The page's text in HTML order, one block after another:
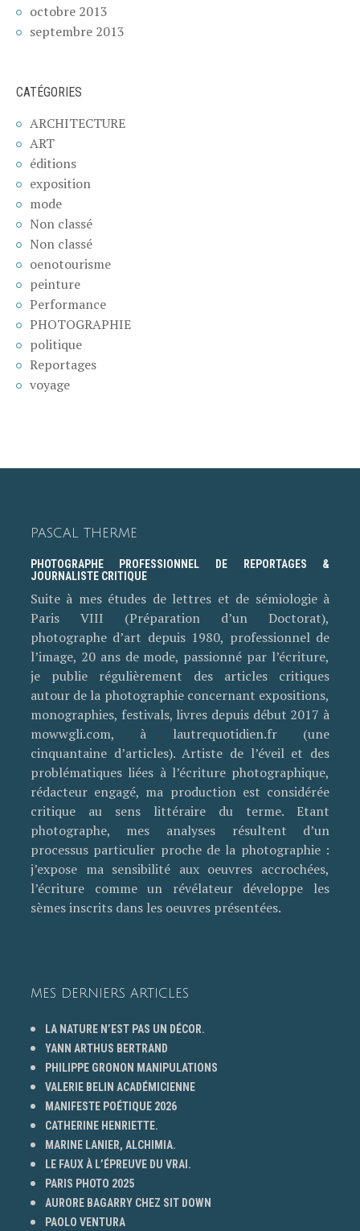
octobre 2013
septembre 2013
CATÉGORIES
ARCHITECTURE
ART
éditions
exposition
mode
Non classé
Non classé
oenotourisme
peinture
Performance
PHOTOGRAPHIE
politique
Reportages
voyage
PASCAL THERME
PHOTOGRAPHE PROFESSIONNEL DE REPORTAGES &
JOURNALISTE CRITIQUE
Suite à mes études de lettres et de sémiologie à
Paris VIII (Préparation d’un Doctorat),
photographe d’art depuis 1980, professionnel de
l’image, 20 ans de mode, passionné par l’écriture,
je publie régulièrement des articles critiques
autour de la photographie concernant expositions,
monographies, festivals, livres depuis début 2017 à
mowwgli.com, à lautrequotidien.fr (une
cinquantaine d’articles). Artiste de l’éveil et des
problématiques liées à l’écriture photographique,
rédacteur engagé, ma production est considérée
critique au sens littéraire du terme. Etant
photographe, mes analyses résultent d’un
processus particulier proche de la photographie :
j’expose ma sensibilité aux oeuvres accrochées,
l’écriture comme un révélateur développe les
sèmes inscrits dans les oeuvres présentées.
MES DERNIERS ARTICLES
LA NATURE N’EST PAS UN DÉCOR.
YANN ARTHUS BERTRAND
PHILIPPE GRONON MANIPULATIONS
VALERIE BELIN ACADÉMICIENNE
MANIFESTE POÉTIQUE 2026
CATHERINE HENRIETTE.
MARINE LANIER, ALCHIMIA.
LE FAUX À L’ÉPREUVE DU VRAI.
PARIS PHOTO 2025
AURORE BAGARRY CHEZ SIT DOWN
PAOLO VENTURA